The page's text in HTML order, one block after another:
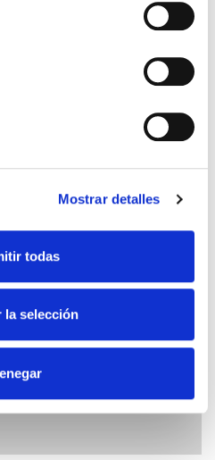
Mostrar detalles
todas
la selección